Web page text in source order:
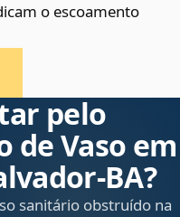
o escoamento
pelo
de Vaso em
sanitário obstruído na